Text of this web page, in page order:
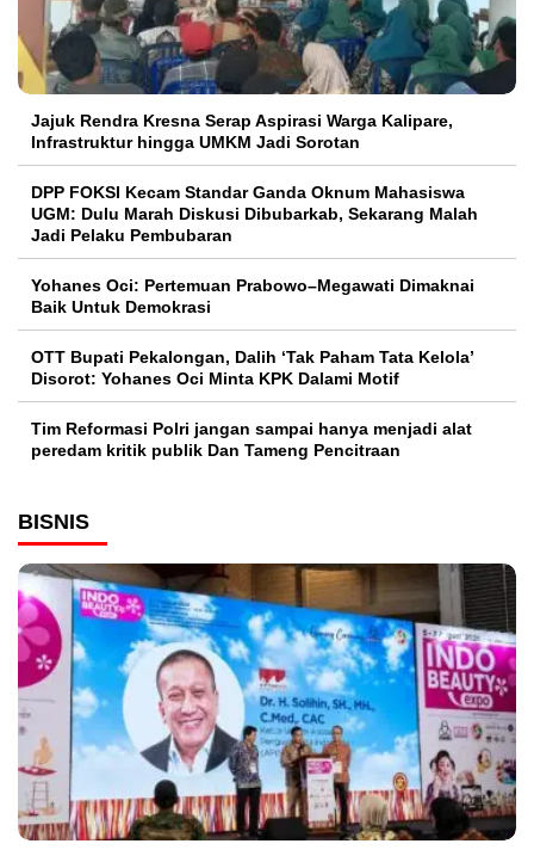
Jajuk Rendra Kresna Serap Aspirasi Warga Kalipare,
Infrastruktur hingga UMKM Jadi Sorotan
DPP FOKSI Kecam Standar Ganda Oknum Mahasiswa
UGM: Dulu Marah Diskusi Dibubarkab, Sekarang Malah
Jadi Pelaku Pembubaran
Yohanes Oci: Pertemuan Prabowo–Megawati Dimaknai
Baik Untuk Demokrasi
OTT Bupati Pekalongan, Dalih ‘Tak Paham Tata Kelola’
Disorot: Yohanes Oci Minta KPK Dalami Motif
Tim Reformasi Polri jangan sampai hanya menjadi alat
peredam kritik publik Dan Tameng Pencitraan
BISNIS